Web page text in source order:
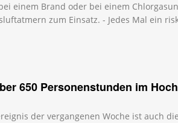
einem Brand oder bei einem
zum Einsatz. - Jedes Mal ein
650 Personenstunden im
der vergangenen Woche ist auch